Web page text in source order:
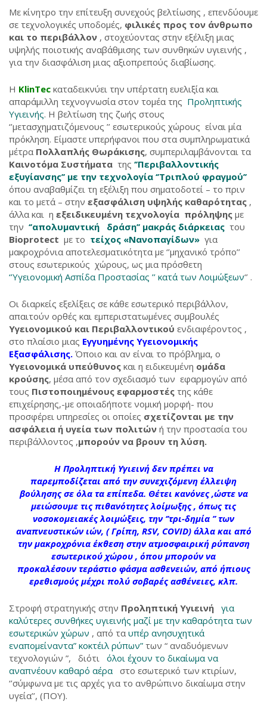
Με κίνητρο την επίτευξη συνεχούς βελτίωσης , επενδύουμε
σε τεχνολογικές υποδομές, φιλικές προς τον άνθρωπο
και το περιβάλλον , στοχεύοντας στην εξέλιξη μιας
υψηλής ποιοτικής αναβάθμισης των συνθηκών υγιεινής ,
για την διασφάλιση μιας αξιοπρεπούς διαβίωσης.
Η KlinTec καταδεικνύει την υπέρτατη ευελιξία και
απαράμιλλη τεχνογνωσία στον τομέα της Προληπτικής
Υγιεινής. Η βελτίωση της ζωής στους
‘’μετασχηματιζόμενους ’’ εσωτερικούς χώρους είναι μία
πρόκληση. Είμαστε υπερήφανοι που στα συμπληρωματικά
μέτρα Πολλαπλής Θωράκισης, συμπεριλαμβάνονται τα
Καινοτόμα Συστήματα της ‘’Περιβαλλοντικής
εξυγίανσης’’ με την τεχνολογία ‘’Τριπλού φραγμού’’
όπου αναβαθμίζει τη εξέλιξη που σηματοδοτεί – το πριν
και το μετά – στην εξασφάλιση υψηλής καθαρότητας ,
άλλα και η εξειδικευμένη τεχνολογία πρόληψης με
την ‘’απολυμαντική δράση’’ μακράς διάρκειας του
Bioprotect με το τείχος «Νανοπαγίδων» για
μακροχρόνια αποτελεσματικότητα με ‘’μηχανικό τρόπο’’
στους εσωτερικούς χώρους, ως μια πρόσθετη
‘’Υγειονομική Ασπίδα Προστασίας ’’ κατά των Λοιμώξεων‘’ .
Οι διαρκείς εξελίξεις σε κάθε εσωτερικό περιβάλλον,
απαιτούν ορθές και εμπεριστατωμένες συμβουλές
Υγειονομικού και Περιβαλλοντικού ενδιαφέροντος ,
στο πλαίσιο μιας Εγγυημένης Υγειονομικής
Εξασφάλισης. Όποιο και αν είναι το πρόβλημα, o
Υγειονομικά υπεύθυνος και η ειδικευμένη ομάδα
κρούσης, μέσα από τον σχεδιασμό των εφαρμογών από
τους Πιστοποιημένους εφαρμοστές της κάθε
επιχείρησης,-με οποιαδήποτε νομική μορφή- που
προσφέρει υπηρεσίες οι οποίες σχετίζονται με την
ασφάλεια ή υγεία των πολιτών ή την προστασία του
περιβάλλοντος ,μπορούν να βρουν τη λύση.
Η Προληπτική Υγιεινήδεν πρέπει να
παρεμποδίζεται από την συνεχιζόμενη έλλειψη
βούλησης σε όλα τα επίπεδα. Θέτει κανόνες ,ώστε να
μειώσουμε τις πιθανότητες λοίμωξης , όπως τις
νοσοκομειακές λοιμώξεις, την ‘’τρι-δημία ’’ των
αναπνευστικών ιών, ( Γρίπη, RSV, COVID)άλλα και από
την μακροχρόνια έκθεση στηνατμοσφαιρική ρύπανση
εσωτερικού χώρου , όπου μπορούν να
προκαλέσουντεράστιο φάσμα ασθενειών, από ήπιους
ερεθισμούς μέχρι πολύ σοβαρές ασθένειες, κλπ.
Στροφή στρατηγικής στην Προληπτική Υγιεινή για
καλύτερες συνθήκες υγιεινής μαζί με την καθαρότητα των
εσωτερικών χώρων , από τα υπέρ ανησυχητικά
εναπομείναντα” κοκτέιλ ρύπων” των “ αναδυόμενων
τεχνολογιών ”, διότι όλοι έχουν το δικαίωμα να
αναπνέουν καθαρό αέρα στο εσωτερικό των κτιρίων,
‘’σύμφωνα με τις αρχές για το ανθρώπινο δικαίωμα στην
υγεία’’, (ΠΟΥ).